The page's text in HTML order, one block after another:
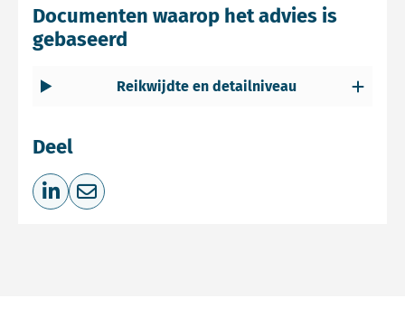
Documenten waarop het advies is
gebaseerd
Reikwijdte en detailniveau
Deel
Deel op LinkedIn
Deel via e-mail